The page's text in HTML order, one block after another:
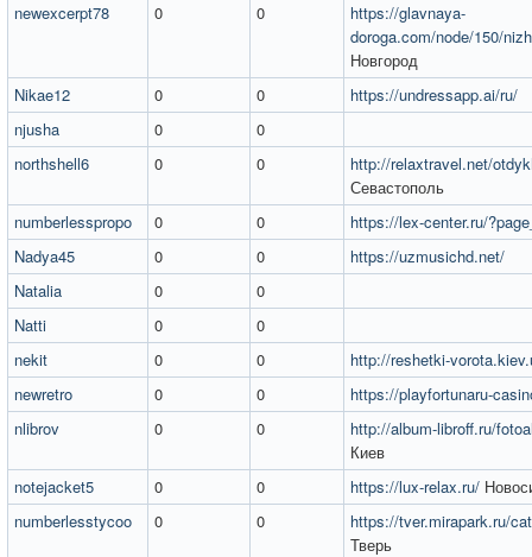
newexcerpt78
0 0
https://glavnaya-
doroga.com/node/150/
Новгород
Nikae12
0 0
https://undressapp.ai/ru/
njusha
0
0
northshell6
0 0
http://relaxtravel.net/
Севастополь
numberlesspropo
0 0
https://lex-center.ru/
Nadya45
0 0
https://uzmusichd.net/
Natalia
0
0
Natti
0
0
nekit
0 0
http://reshetki-
newretro
0 0
https://playfortunaru-
nlibrov
0 0
http://album-libroff.ru/
Киев
notejacket5
0 0 https://lux-relax.ru/
numberlesstycoo
0 0
https://tver.mirapark.ru/
Тверь